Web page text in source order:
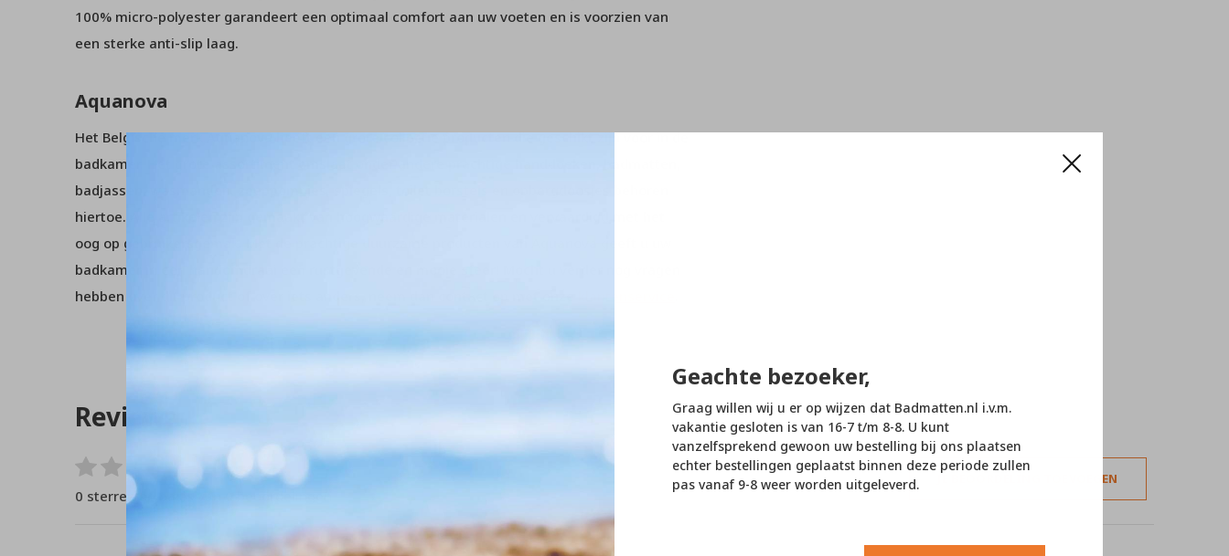
Geachte bezoeker,
Graag willen wij u er op wijzen dat Badmatten.nl i.v.m.
vakantie gesloten is van 16-7 t/m 8-8. U kunt
vanzelfsprekend gewoon uw bestelling bij ons plaatsen
echter bestellingen geplaatst binnen deze periode zullen
pas vanaf 9-8 weer worden uitgeleverd.
100% micro-polyester garandeert een optimaal comfort aan uw voeten en is voorzien van
een sterke anti-slip laag.
Aquanova
Het Belgische merk Aquanova heeft een grote collectie producten die geschikt zijn voor in de
badkamer. Het grote assortiment omslaat onder andere prachtige handdoeken, badmatten,
badjassen, wasmanden, zeeppompjes, spiegels, toilet borstels en opbergdoosjes behoren
hiertoe. Alle artikelen zijn gemaakt van hoogwaardige materialen en vervaardigd met het
oog op gebruikersgemak. Met de prachtige duurzame producten van Aquanova geeft u uw
badkamer in een handomdraai een rustgevende en mooie sfeer! Mocht u verder nog vragen
hebben over dit product of over iets anders, neem dan contact op met onze
Reviews
0/ 5
0 sterren op basis van 0 beoordelingen
JE BEOORDELING TOEVOEGEN